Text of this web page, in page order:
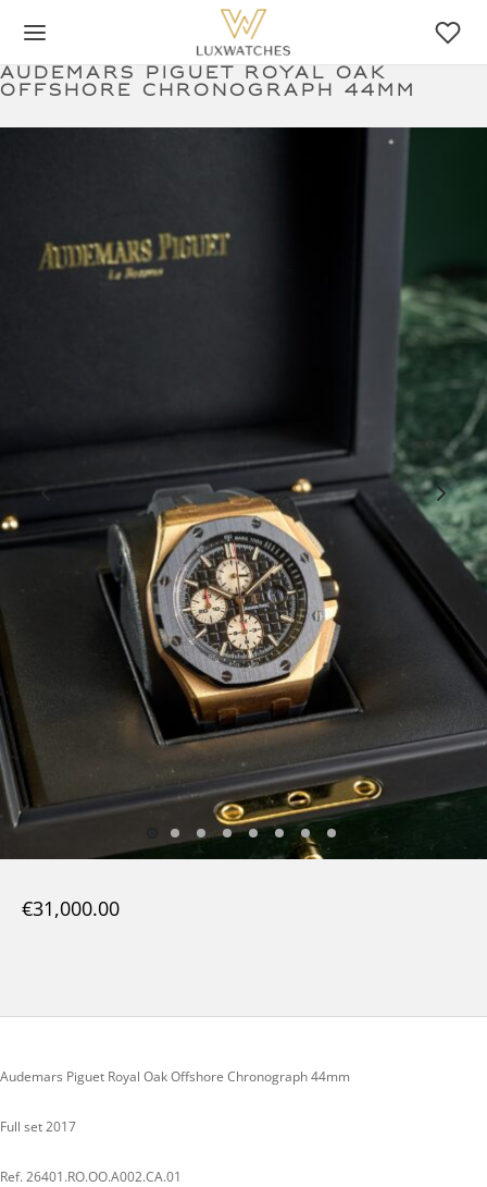
Audemars Piguet Royal Oak
Offshore Chronograph 44mm
€31,000.00
Audemars Piguet Royal Oak Offshore Chronograph 44mm
Full set 2017
Ref. 26401.RO.OO.A002.CA.01